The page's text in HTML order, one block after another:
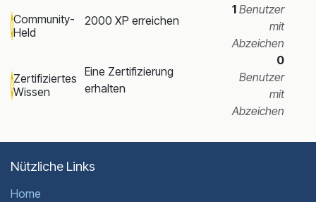
Community-
Held
2000 XP erreichen
1 Benutzer
mit
Abzeichen
Zertifiziertes
Wissen
Eine Zertifizierung
erhalten
0
Benutzer
mit
Abzeichen
Nützliche Links
Home